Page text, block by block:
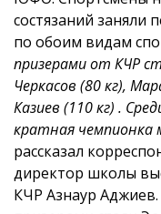
состязаний
по обоим видам
призерами от КЧР
Черкасов (80 кг),
Казиев (110 кг) .
кратная чемпионка
рассказал
директор школы
КЧР Азнаур Аджиев.